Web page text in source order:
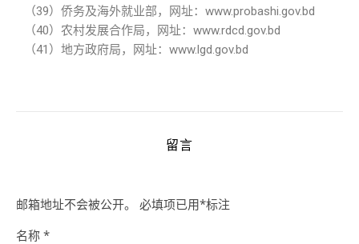
（39）侨务及海外就业部，网址： www.probashi.gov.bd
（40）农村发展合作局，网址： www.rdcd.gov.bd
（41 ）地方政府局，网址： www.lgd.gov.bd
留言
邮箱地址不会被公开。 必填项已用*标注
名称 *